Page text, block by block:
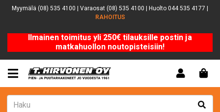
Myymälä (08) 535 4100 | Varaosat (08) 535 4100 | Huolto 044 535 4177 |
RAHOITUS
Ilmainen toimitus yli 250€ tilauksille postin ja
matkahuollon noutopisteisiin!